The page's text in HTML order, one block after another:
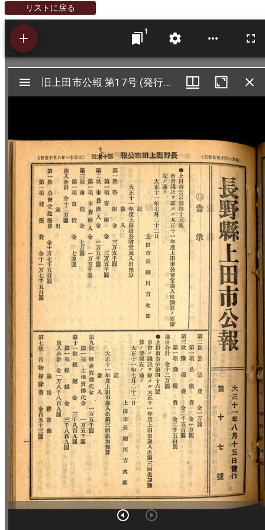
リストに戻る
1
Mirador
ビ
ー
ワ
旧上田市公報 第17号 (発行：大正11年8月15日)